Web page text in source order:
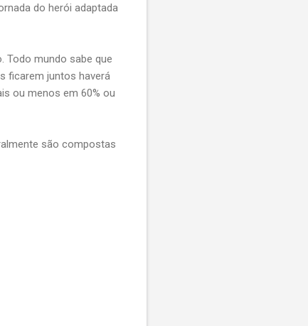
do herói adaptada
Todo mundo sabe que
ficarem juntos haverá
ou menos em 60% ou
são compostas